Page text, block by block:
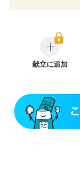
CKD（ステージ１
乳がん（抗がん
乳がん（放射線
妊婦健診・血圧
妊婦健診・血糖
妊娠糖尿病(初期)
献立に追加